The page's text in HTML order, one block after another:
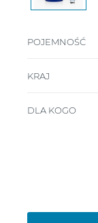
POJEMNOŚĆ
KRAJ
DLA KOGO